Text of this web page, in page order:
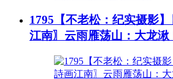
1795【不老松：纪实摄影
江南〗云雨雁荡山：大龙湫